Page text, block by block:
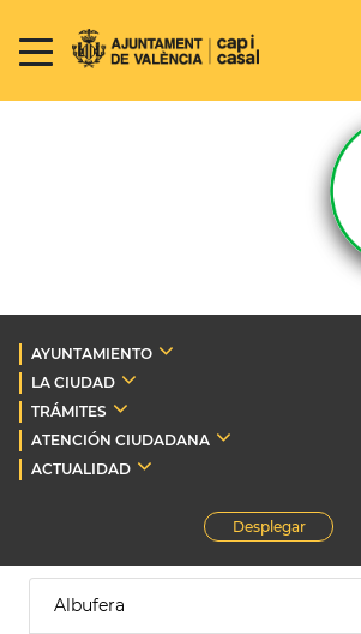
AYUNTAMIENTO
LA CIUDAD
TRÁMITES
ATENCIÓN CIUDADANA
ACTUALIDAD
Desplegar
Albufera